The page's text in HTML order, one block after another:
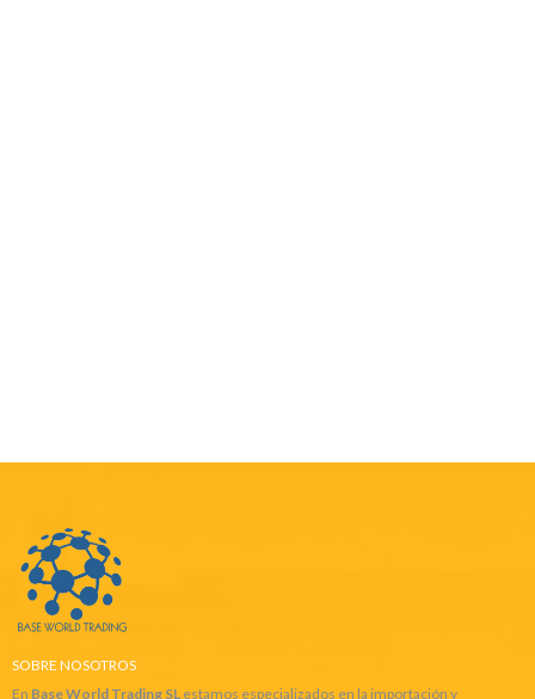
SOBRE NOSOTROS
En Base World Trading SL estamos especializados en la importación y